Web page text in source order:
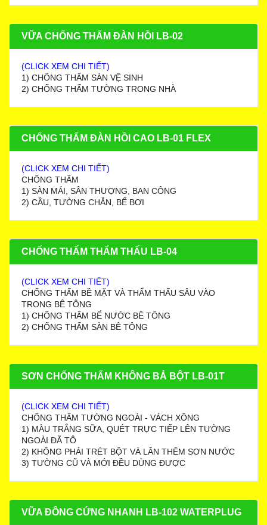
VỮA CHỐNG THẤM ĐÀN HỒI LB-02
(CLICK XEM CHI TIẾT)
1) CHỐNG THẤM SÀN VỆ SINH
2) CHỐNG THẤM TƯỜNG TRONG NHÀ
CHỐNG THẤM ĐÀN HỒI CAO LB-01 FLEX
(CLICK XEM CHI TIẾT)
CHỐNG THẤM
1) SÀN MÁI, SÂN THƯỢNG, BAN CÔNG
2) CẦU, TƯỜNG CHẮN, BỂ BƠI
CHỐNG THẤM THẨM THẤU LB-04
(CLICK XEM CHI TIẾT)
CHỐNG THẤM BỀ MẶT VÀ THẨM THẤU SÂU VÀO
TRONG BÊ TÔNG
1) CHỐNG THẤM BỂ NƯỚC BÊ TÔNG
2) CHỐNG THẤM SÀN BÊ TÔNG
SƠN CHỐNG THẤM KHÔNG BẢ BỘT LB-01T
(CLICK XEM CHI TIẾT)
CHỐNG THẤM TƯỜNG NGOÀI - VÁCH XÔNG
1) MÀU TRẮNG SỮA, QUÉT TRỰC TIẾP LÊN TƯỜNG
NGOÀI ĐÃ TÔ
2) KHÔNG PHẢI TRÉT BỘT VÀ LĂN THÊM SƠN NƯỚC
3) TƯỜNG CŨ VÀ MỚI ĐỀU DÙNG ĐƯỢC
VỮA ĐÔNG CỨNG NHANH LB-102 WATERPLUG